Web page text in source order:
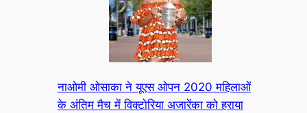
नाओमी ओसाका ने यूएस ओपन 2020 महिलाओं
के अंतिम मैच में विक्टोरिया अजारेंका को हराया